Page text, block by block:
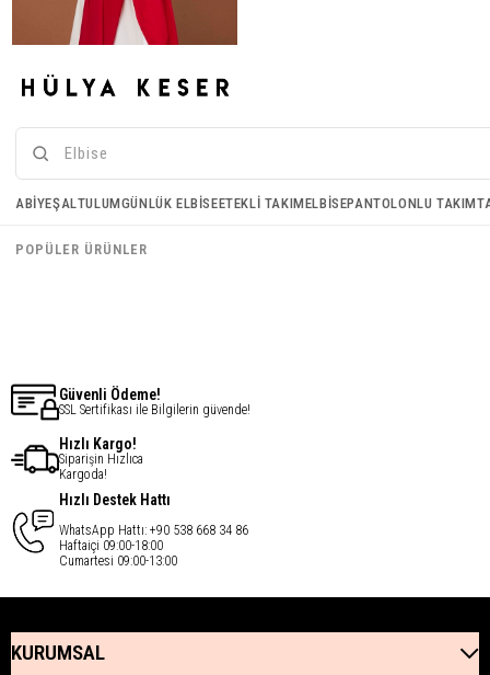
Medine İpeği Şal - Kırmızı
€10,95
Güvenli Ödeme!
SSL Sertifikası ile Bilgilerin güvende!
Hızlı Kargo!
Siparişin Hızlıca
Kargoda!
Hızlı Destek Hattı
WhatsApp Hattı: +90 538 668 34 86
Haftaiçi 09:00-18:00
Cumartesi 09:00-13:00
KURUMSAL
ABIYEŞALTULUMGÜNLÜK ELBISEETEKLI TAKIMELBISEPANTOLONLU TAKIM
POPÜLER ÜRÜNLER